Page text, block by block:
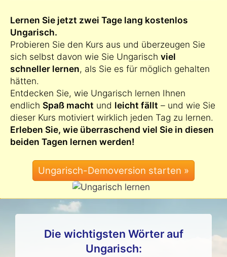
Lernen Sie jetzt zwei Tage lang kostenlos
Ungarisch.
Probieren Sie den Kurs aus und überzeugen Sie
sich selbst davon wie Sie Ungarisch viel
schneller lernen, als Sie es für möglich gehalten
hätten.
Entdecken Sie, wie Ungarisch lernen Ihnen
endlich Spaß macht und leicht fällt – und wie Sie
dieser Kurs motiviert wirklich jeden Tag zu lernen.
Erleben Sie, wie überraschend viel Sie in diesen
beiden Tagen lernen werden!
Die wichtigsten Wörter auf
Ungarisch: